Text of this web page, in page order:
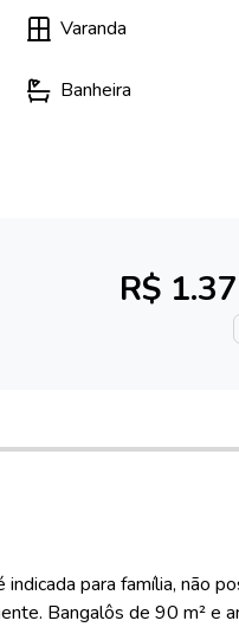
Varanda
Banheira
R$
para família, não
Bangalôs de 90 m² e